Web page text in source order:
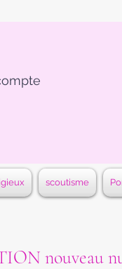
scoutisme
nouveau